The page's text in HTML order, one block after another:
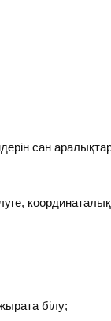
сан
координаталық
білу;